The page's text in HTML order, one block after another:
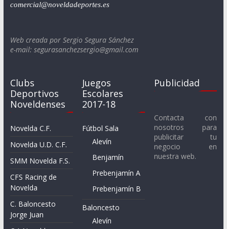
comercial@noveldadeportes.es
Web creada por Sergio Segura Sánchez
e-mail: segurasanchezsergio@gmail.com
Clubs
Deportivos
Noveldenses
Novelda C.F.
Novelda U.D. C.F.
SMM Novelda F.S.
CFS Racing de
Novelda
C. Baloncesto
Jorge Juan
Juegos
Escolares
2017-18
Fútbol Sala
Alevín
Benjamín
Prebenjamín A
Prebenjamín B
Baloncesto
Alevín
Publicidad
Contacta con
nosotros para
publicitar tu
negocio en
nuestra web.